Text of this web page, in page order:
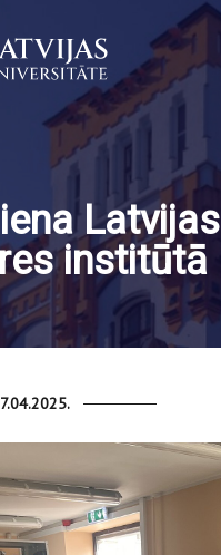
Latvijas
institūtā